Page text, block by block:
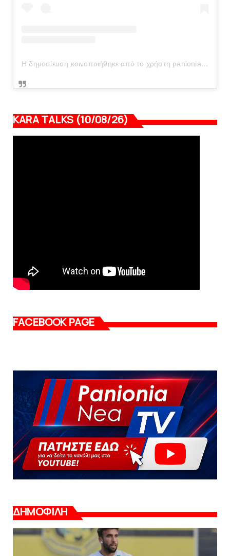
Η δημοσίευση κοινοποιήθηκε από το χρήστη panionianea.gr (@panionianea.gr)
KARA TALKS (10/08/26)
FACEBOOK PAGE
ΔΗΜΟΦΙΛΗ